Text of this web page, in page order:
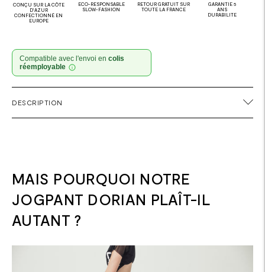
CONÇU SUR LA CÔTE
D'AZUR
CONFECTIONNÉ EN
EUROPE
ECO-RESPONSABLE
SLOW-FASHION
RETOUR GRATUIT SUR
TOUTE LA FRANCE
GARANTIE 5
ANS
DURABILITE
Compatible avec l'envoi en colis
réemployable
un
produit
DESCRIPTION
MAIS POURQUOI NOTRE
JOGPANT DORIAN PLAÎT-IL
AUTANT ?